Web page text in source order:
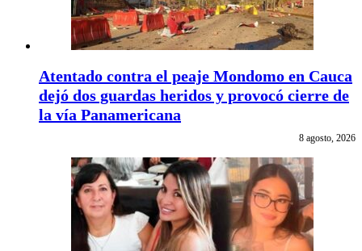
Atentado contra el peaje Mondomo en Cauca
dejó dos guardas heridos y provocó cierre de
la vía Panamericana
8 agosto, 2026